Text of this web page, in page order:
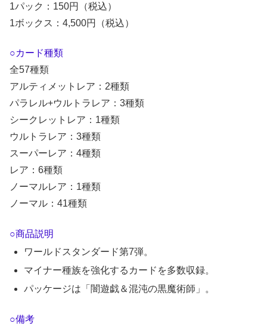
1パック：150円（税込）
1ボックス：4,500円（税込）
○カード種類
全57種類
アルティメットレア：2種類
パラレル+ウルトラレア：3種類
シークレットレア：1種類
ウルトラレア：3種類
スーパーレア：4種類
レア：6種類
ノーマルレア：1種類
ノーマル：41種類
○商品説明
ワールドスタンダード第7弾。
マイナー種族を強化するカードを多数収録。
パッケージは「闇遊戯＆混沌の黒魔術師」。
○備考